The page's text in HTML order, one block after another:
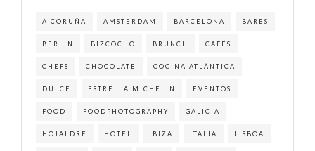
A CORUÑA AMSTERDAM BARCELONA BARES
BERLIN BIZCOCHO BRUNCH CAFÉS
CHEFS CHOCOLATE COCINA ATLÁNTICA
DULCE ESTRELLA MICHELIN EVENTOS
FOOD FOODPHOTOGRAPHY GALICIA
HOJALDRE HOTEL IBIZA ITALIA LISBOA